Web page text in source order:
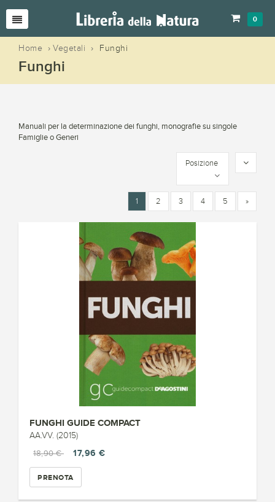
0
Home › Vegetali › Funghi
Funghi
Manuali per la determinazione dei funghi, monografie su singole
Famiglie o Generi
Posizione
1 2 3 4 5 »
FUNGHI GUIDE COMPACT
AA.VV. (2015)
18,90 €
17,96 €
PRENOTA